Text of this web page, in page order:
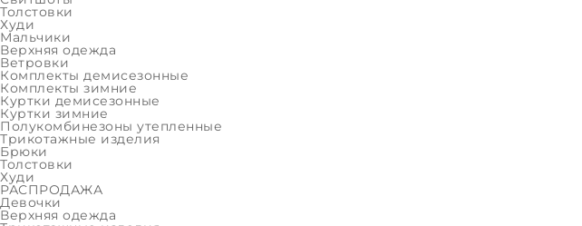
Толстовки
Худи
Мальчики
Верхняя одежда
Ветровки
Комплекты демисезонные
Комплекты зимние
Куртки демисезонные
Куртки зимние
Полукомбинезоны утепленные
Трикотажные изделия
Брюки
Толстовки
Худи
РАСПРОДАЖА
Девочки
Верхняя одежда
Мальчики
Мужчины
Последний размер
Девочки
Женщины
Мальчики
Мужчины